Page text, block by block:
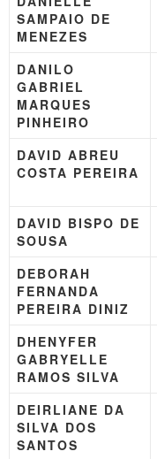
SAMPAIO DE
MENEZES
DANILO
GABRIEL
MARQUES
PINHEIRO
DAVID ABREU
COSTA PEREIRA
DAVID BISPO DE
SOUSA
DEBORAH
FERNANDA
PEREIRA DINIZ
DHENYFER
GABRYELLE
RAMOS SILVA
DEIRLIANE DA
SILVA DOS
SANTOS